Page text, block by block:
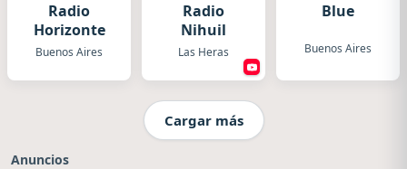
Radio
Horizonte
Buenos Aires
Radio
Nihuil
Las Heras
Blue
Buenos Aires
Cargar más
Anuncios